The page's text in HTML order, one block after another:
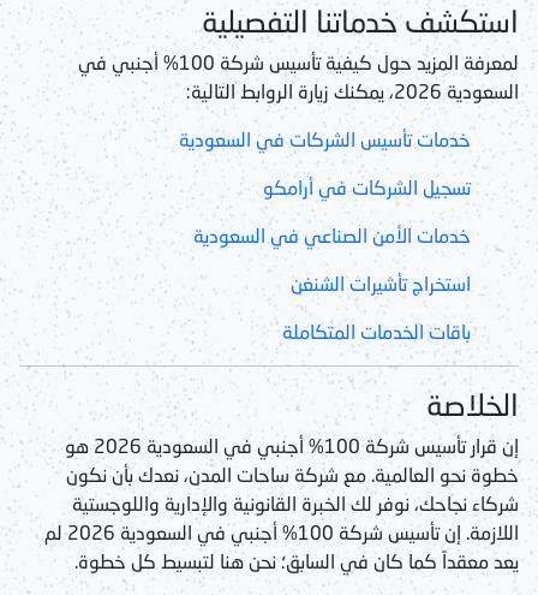
استكشف خدماتنا التفصيلية
لمعرفة المزيد حول كيفية
تأسيس شركة 100% أجنبي في
السعودية 2026
، يمكنك زيارة الروابط التالية:
خدمات تأسيس الشركات في السعودية
تسجيل الشركات في أرامكو
خدمات الأمن الصناعي في السعودية
استخراج تأشيرات الشنغن
باقات الخدمات المتكاملة
الخلاصة
إن قرارتأسيس شركة 100% أجنبي في السعودية 2026
هو
خطوة نحو العالمية. مع شركة ساحات المدن، نعدك بأن نكون
شركاء نجاحك، نوفر لك الخبرة القانونية والإدارية واللوجستية
اللازمة. إنتأسيس شركة 100% أجنبي في السعودية 2026
لم
يعد معقداً كما كان في السابق؛ نحن هنا لتبسيط كل خطوة.